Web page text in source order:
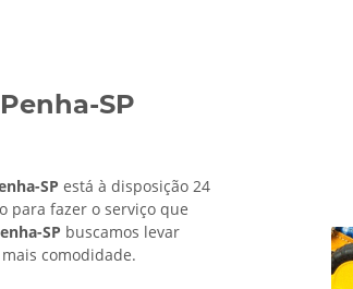
SP
SP está à disposição 24
para fazer o serviço que
SP buscamos levar
comodidade.